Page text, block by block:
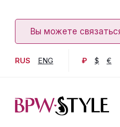
Вы можете
RUS ENG ₽ $ €